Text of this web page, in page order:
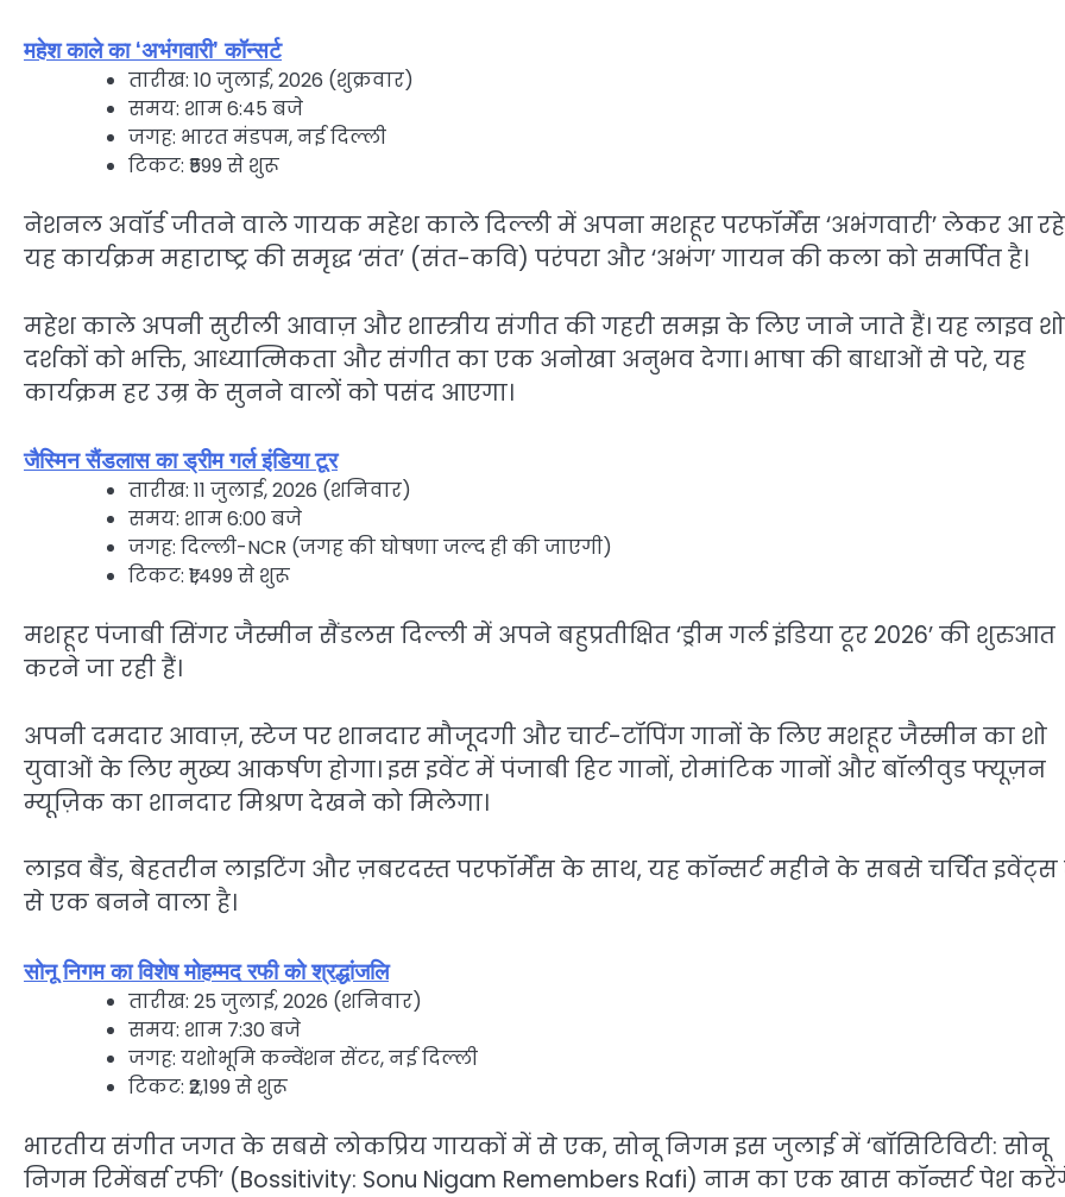
महेश काले का ‘अभंगवारी’ कॉन्सर्ट
तारीख: 10 जुलाई, 2026 (शुक्रवार)
समय: शाम 6:45 बजे
जगह: भारत मंडपम, नई दिल्ली
टिकट: ₹599 से शुरू
नेशनल अवॉर्ड जीतने वाले गायक महेश काले दिल्ली में अपना मशहूर परफॉर्मेंस ‘अभंगवारी’ लेकर आ रहे
यह कार्यक्रम महाराष्ट्र की समृद्ध ‘संत’ (संत-कवि) परंपरा और ‘अभंग’ गायन की कला को समर्पित है।
महेश काले अपनी सुरीली आवाज़ और शास्त्रीय संगीत की गहरी समझ के लिए जाने जाते हैं। यह लाइव शो
दर्शकों को भक्ति, आध्यात्मिकता और संगीत का एक अनोखा अनुभव देगा। भाषा की बाधाओं से परे, यह
कार्यक्रम हर उम्र के सुनने वालों को पसंद आएगा।
जैस्मिन सैंडलास का ड्रीम गर्ल इंडिया टूर
तारीख: 11 जुलाई, 2026 (शनिवार)
समय: शाम 6:00 बजे
जगह: दिल्ली-NCR (जगह की घोषणा जल्द ही की जाएगी)
टिकट: ₹1,499 से शुरू
मशहूर पंजाबी सिंगर जैस्मीन सैंडलस दिल्ली में अपने बहुप्रतीक्षित ‘ड्रीम गर्ल इंडिया टूर 2026’ की शुरुआत
करने जा रही हैं।
अपनी दमदार आवाज़, स्टेज पर शानदार मौजूदगी और चार्ट-टॉपिंग गानों के लिए मशहूर जैस्मीन का शो
युवाओं के लिए मुख्य आकर्षण होगा। इस इवेंट में पंजाबी हिट गानों, रोमांटिक गानों और बॉलीवुड फ्यूज़न
म्यूज़िक का शानदार मिश्रण देखने को मिलेगा।
लाइव बैंड, बेहतरीन लाइटिंग और ज़बरदस्त परफॉर्मेंस के साथ, यह कॉन्सर्ट महीने के सबसे चर्चित
से एक बनने वाला है।
सोनू निगम का विशेष मोहम्मद रफी को श्रद्धांजलि
तारीख: 25 जुलाई, 2026 (शनिवार)
समय: शाम 7:30 बजे
जगह: यशोभूमि कन्वेंशन सेंटर, नई दिल्ली
टिकट: ₹2,199 से शुरू
भारतीय संगीत जगत के सबसे लोकप्रिय गायकों में से एक, सोनू निगम इस जुलाई में ‘बॉसिटिविटी: सोनू
निगम रिमेंबर्स रफी’ (Bossitivity: Sonu Nigam Remembers Rafi) नाम का एक खास कॉन्सर्ट पेश